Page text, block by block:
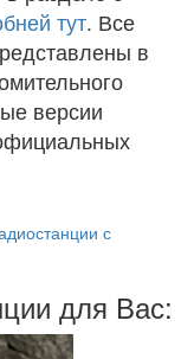
тут. Все
в
версии
с
для Вас: